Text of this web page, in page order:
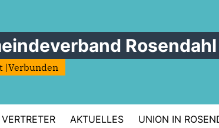
Rosendahl
|Verbunden
AKTUELLES UNION IN